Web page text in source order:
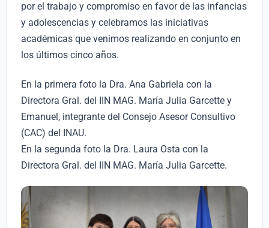
por el trabajo y compromiso en favor de las infancias
y adolescencias y celebramos las iniciativas
académicas que venimos realizando en conjunto en
los últimos cinco años.
En la primera foto la Dra. Ana Gabriela con la
Directora Gral. del IIN MAG. María Julia Garcette y
Emanuel, integrante del Consejo Asesor Consultivo
(CAC) del INAU.
En la segunda foto la Dra. Laura Osta con la
Directora Gral. del IIN MAG. María Julia Garcette.